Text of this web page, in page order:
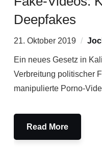
Deepfakes
21. Oktober 2019
Ein neues Gesetz in
Verbreitung politischer
manipulierte Porno-
Read More